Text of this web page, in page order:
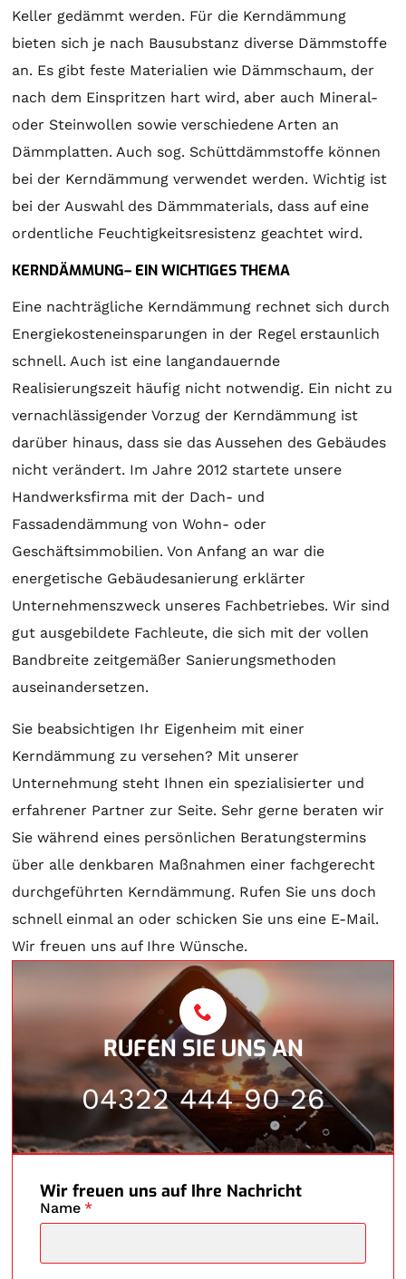
Keller gedämmt werden. Für die Kerndämmung
bieten sich je nach Bausubstanz diverse Dämmstoffe
an. Es gibt feste Materialien wie Dämmschaum, der
nach dem Einspritzen hart wird, aber auch Mineral-
oder Steinwollen sowie verschiedene Arten an
Dämmplatten. Auch sog. Schüttdämmstoffe können
bei der Kerndämmung verwendet werden. Wichtig ist
bei der Auswahl des Dämmmaterials, dass auf eine
ordentliche Feuchtigkeitsresistenz geachtet wird.
KERNDÄMMUNG– EIN WICHTIGES THEMA
Eine nachträgliche Kerndämmung rechnet sich durch
Energiekosteneinsparungen in der Regel erstaunlich
schnell. Auch ist eine langandauernde
Realisierungszeit häufig nicht notwendig. Ein nicht zu
vernachlässigender Vorzug der Kerndämmung ist
darüber hinaus, dass sie das Aussehen des Gebäudes
nicht verändert. Im Jahre 2012 startete unsere
Handwerksfirma mit der Dach- und
Fassadendämmung von Wohn- oder
Geschäftsimmobilien. Von Anfang an war die
energetische Gebäudesanierung erklärter
Unternehmenszweck unseres Fachbetriebes. Wir sind
gut ausgebildete Fachleute, die sich mit der vollen
Bandbreite zeitgemäßer Sanierungsmethoden
auseinandersetzen.
Sie beabsichtigen Ihr Eigenheim mit einer
Kerndämmung zu versehen? Mit unserer
Unternehmung steht Ihnen ein spezialisierter und
erfahrener Partner zur Seite. Sehr gerne beraten wir
Sie während eines persönlichen Beratungstermins
über alle denkbaren Maßnahmen einer fachgerecht
durchgeführten Kerndämmung. Rufen Sie uns doch
schnell einmal an oder schicken Sie uns eine E-Mail.
Wir freuen uns auf Ihre Wünsche.
RUFEN SIE UNS AN
04322 444 90 26
Wir freuen uns auf Ihre Nachricht
Name *